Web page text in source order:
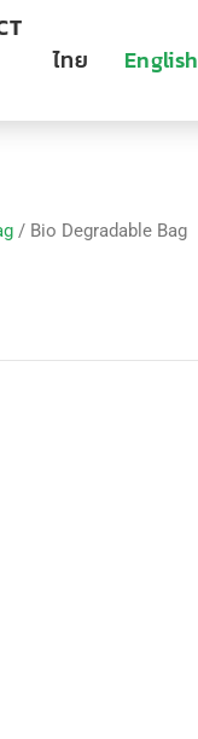
ไทย
English
/ Bio Degradable Bag